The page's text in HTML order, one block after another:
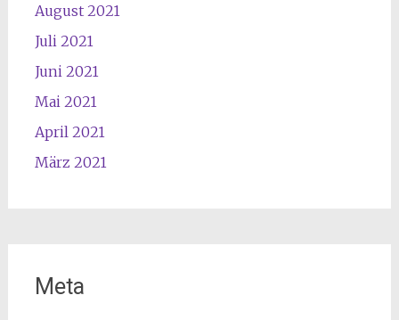
August 2021
Juli 2021
Juni 2021
Mai 2021
April 2021
März 2021
Meta